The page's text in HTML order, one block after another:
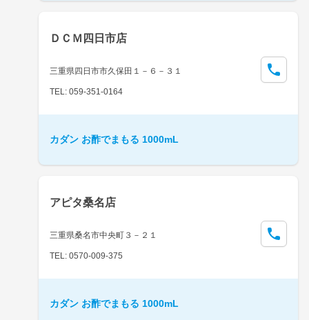
ＤＣＭ四日市店
三重県四日市市久保田１－６－３１
TEL: 059-351-0164
カダン お酢でまもる 1000mL
アピタ桑名店
三重県桑名市中央町３－２１
TEL: 0570-009-375
カダン お酢でまもる 1000mL